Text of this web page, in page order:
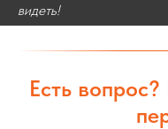
видеть!
Есть